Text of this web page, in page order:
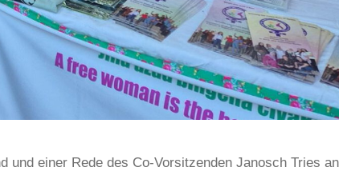
einer Rede des Co-Vorsitzenden Janosch Tries